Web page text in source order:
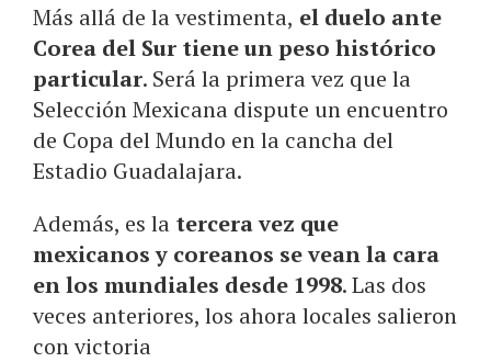
Más allá de la vestimenta, el duelo ante
Corea del Sur tiene un peso histórico
particular. Será la primera vez que la
Selección Mexicana dispute un encuentro
de Copa del Mundo en la cancha del
Estadio Guadalajara.
Además, es la tercera vez que
mexicanos y coreanos se vean la cara
en los mundiales desde 1998. Las dos
veces anteriores, los ahora locales salieron
con victoria